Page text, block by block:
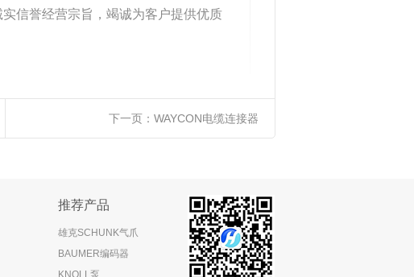
信誉经营宗旨，竭诚为客户提供优质
下一页： WAYCON电缆连接器
推荐产品
雄克SCHUNK气爪
BAUMER编码器
KNOLL泵